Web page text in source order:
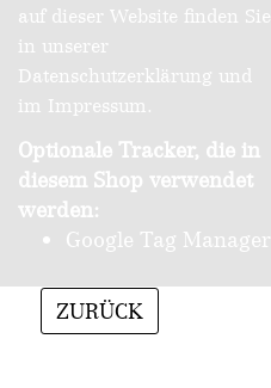
auf dieser Website finden Sie
in unserer
Datenschutzerklärung und
im Impressum.
Optionale Tracker, die in
diesem Shop verwendet
werden:
Google Tag Manager
ZURÜCK